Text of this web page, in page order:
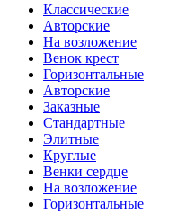
Классические
Авторские
На возложение
Венок крест
Горизонтальные
Авторские
Заказные
Стандартные
Элитные
Круглые
Венки сердце
На возложение
Горизонтальные